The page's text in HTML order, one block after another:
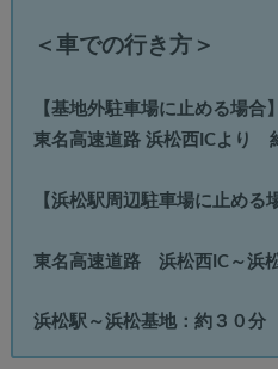
＜車での行き方＞
【基地外駐車場に止める場合】
東名高速道路 浜松西ICより
【浜松駅周辺駐車場に止める
東名高速道路 浜松西IC～浜
浜松駅～浜松基地：約３０分